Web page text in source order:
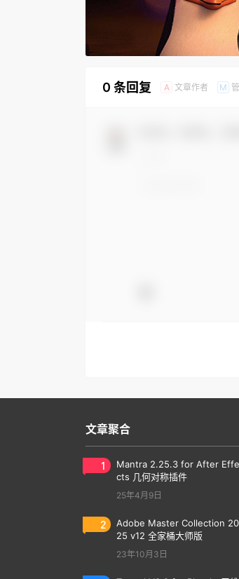
0 条回复 A 文章作者 M
文章聚合
1
Mantra 2.25.3 for After Effe
cts 几何对称插件
25年4月9日
2
Adobe Master Collection 20
25 v12 全家桶大师版
23年10月3日